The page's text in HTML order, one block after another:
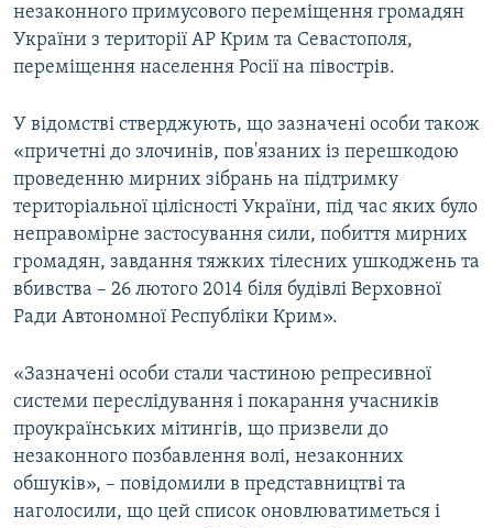
незаконного примусового переміщення громадян
України з території АР Крим та Севастополя,
переміщення населення Росії на півострів.
У відомстві стверджують, що зазначені особи також
«причетні до злочинів, пов'язаних із перешкодою
проведенню мирних зібрань на підтримку
територіальної цілісності України, під час яких було
неправомірне застосування сили, побиття мирних
громадян, завдання тяжких тілесних ушкоджень та
вбивства – 26 лютого 2014 біля будівлі Верховної
Ради Автономної Республіки Крим».
«Зазначені особи стали частиною репресивної
системи переслідування і покарання учасників
проукраїнських мітингів, що призвели до
незаконного позбавлення волі, незаконних
обшуків», – повідомили в представництві та
наголосили, що цей список оновлюватиметься і